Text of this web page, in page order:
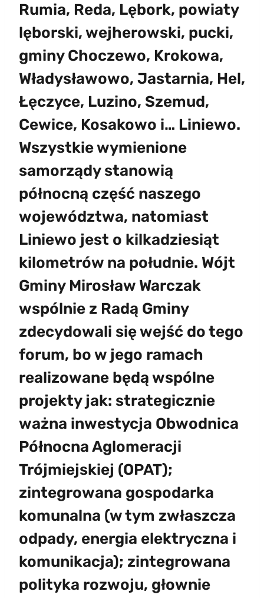
Rumia, Reda, Lębork, powiaty
lęborski, wejherowski, pucki,
gminy Choczewo, Krokowa,
Władysławowo, Jastarnia, Hel,
Łęczyce, Luzino, Szemud,
Cewice, Kosakowo i… Liniewo.
Wszystkie wymienione
samorządy stanowią
północną część naszego
województwa, natomiast
Liniewo jest o kilkadziesiąt
kilometrów na południe. Wójt
Gminy Mirosław Warczak
wspólnie z Radą Gminy
zdecydowali się wejść do tego
forum, bo w jego ramach
realizowane będą wspólne
projekty jak: strategicznie
ważna inwestycja Obwodnica
Północna Aglomeracji
Trójmiejskiej (OPAT);
zintegrowana gospodarka
komunalna (w tym zwłaszcza
odpady, energia elektryczna i
komunikacja); zintegrowana
polityka rozwoju, głownie